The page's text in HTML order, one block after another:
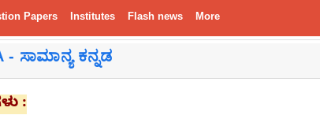
Papers Institutes Flash news More
- ಸಾಮಾನ್ಯ ಕನ್ನಡ
: